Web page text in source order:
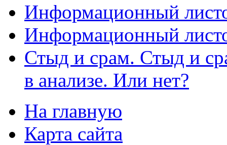
Информационный
Информационный
Стыд и срам. Стыд и
в анализе. Или нет?
На главную
Карта сайта